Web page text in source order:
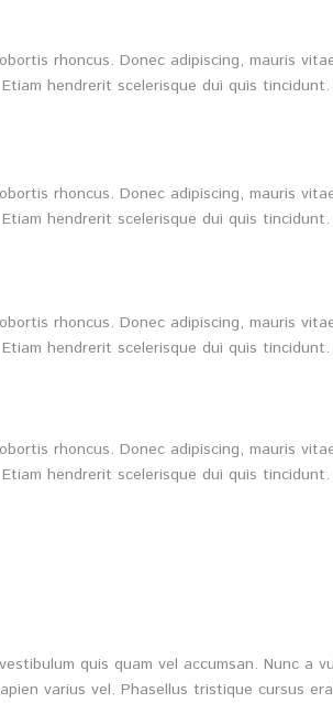
rhoncus. Donec adipiscing, mauris
hendrerit scelerisque dui quis
rhoncus. Donec adipiscing, mauris
hendrerit scelerisque dui quis
rhoncus. Donec adipiscing, mauris
hendrerit scelerisque dui quis
rhoncus. Donec adipiscing, mauris
hendrerit scelerisque dui quis
quis quam vel accumsan. Nunc a
varius vel. Phasellus tristique cursus